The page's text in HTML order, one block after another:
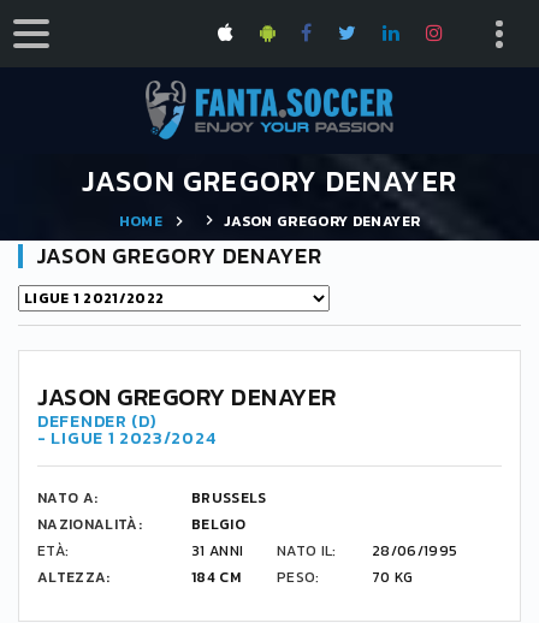
JASON GREGORY DENAYER
HOME JASON GREGORY DENAYER
JASON GREGORY DENAYER
JASON GREGORY DENAYER
DEFENDER (D)
- LIGUE 1 2023/2024
NATO A:
BRUSSELS
NAZIONALITÀ:
BELGIO
ETÀ:
31 ANNI NATO IL:
28/06/1995
ALTEZZA:
184 CM PESO: 70 KG